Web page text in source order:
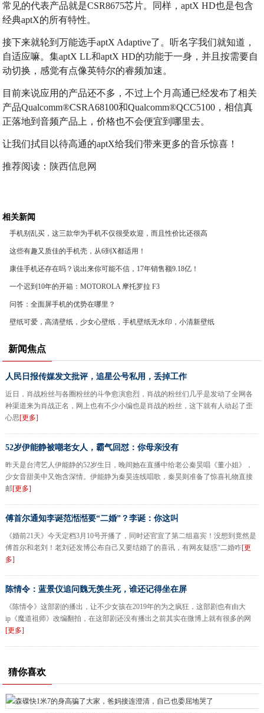
常见的代表产品就是CSR8675芯片。同样，aptX HD也是包含
经典aptX的所有特性。
接下来就轮到万能选手aptX Adaptive了。听名字我们就知道，
自适应嘛。集aptX LL和aptX HD的功能于一身，并且按需要自
动切换，感觉有点像英特尔的睿频加速。
目前来说应用的产品还不多，不过上个月高通已经发布了相关
产品Qualcomm®CSRA68100和Qualcomm®QCC5100，相信真
正落地到音频产品上，价格也不会便宜到哪里去。
让我们拭目以待高通的aptX给我们带来更多的音乐惊喜！
推荐阅读： 陕西信息网
相关新闻
手机别乱买，这三款华为手机不仅很受欢迎，而且性价比还很高
这些有趣又质佳的手机壳，从6到X都适用！
康佳手机还存在吗？说出来你可能不信，17年销售额9.18亿！
一个迟到10年的开箱：MOTOROLA 摩托罗拉 F3
问答：全面屏手机的优势在哪里？
壁纸可爱，高清壁纸，少女心壁纸，手机壁纸无水印，小清新壁纸
新闻焦点
人民日报传媒发文批评，追星公号私用，丢掉工作
近日，肖战粉丝与各圈粉丝的斗争愈演愈烈，肖战的粉丝们几乎是发动了全网各
种渠道来为肖战正名，网上也有不少小编也是肖战的粉丝，这下就有人动起了歪
心思[更多]
52岁伊能静被嘲老女人，霸气回怼：你母亲没有
昨天是台湾艺人伊能静的52岁生日，晚间她在直播中给老公秦昊唱《董小姐》，
少女音甜美中又饱含深情。伊能静为秦昊连线唱歌，秦昊则准备了惊喜礼物直接
邮[更多]
傅首尔通知李诞范湉湉要“二婚”？李诞：你这叫
《婚前21天》今天定档3月10号开播了，同时还官宣了第二组嘉宾！没想到竟然是
傅首尔和老刘！老刘还发博公布自己又要结婚了的喜讯，有网友疑惑“二婚咋[更
多]
陈情令：蓝景仪追问魏无羡生死，谁还记得坐在屏
《陈情令》这部剧的播出，让不少女孩在2019年的为之疯狂，这部剧也有由大
ip《魔道祖师》改编翻拍，在这部剧还没有播出之前其实在微博上就有很多的网
[更多]
猜你喜欢